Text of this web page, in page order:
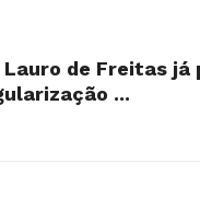
de Freitas já
...